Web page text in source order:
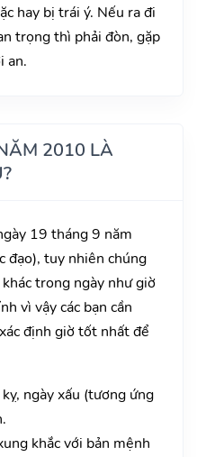
hay bị trái ý. Nếu ra đi
trọng thì phải đòn, gặp
an.
2010 LÀ
19 tháng 9 năm
đạo), tuy nhiên chúng
trong ngày như giờ
vì vậy các bạn cần
định giờ tốt nhất để
ngày xấu (tương ứng
khắc với bản mệnh